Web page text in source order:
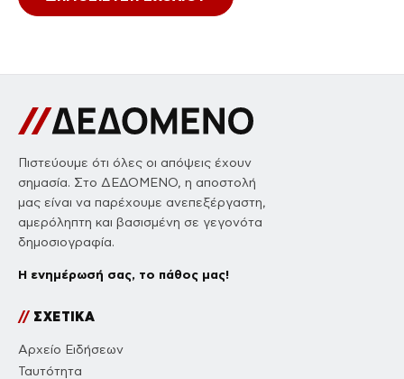
Πιστεύουμε ότι όλες οι απόψεις έχουν
σημασία. Στο ΔΕΔΟΜΕΝΟ, η αποστολή
μας είναι να παρέχουμε ανεπεξέργαστη,
αμερόληπτη και βασισμένη σε γεγονότα
δημοσιογραφία.
Η ενημέρωσή σας, το πάθος μας!
//ΣΧΕΤΙΚΑ
Αρχείο Ειδήσεων
Ταυτότητα